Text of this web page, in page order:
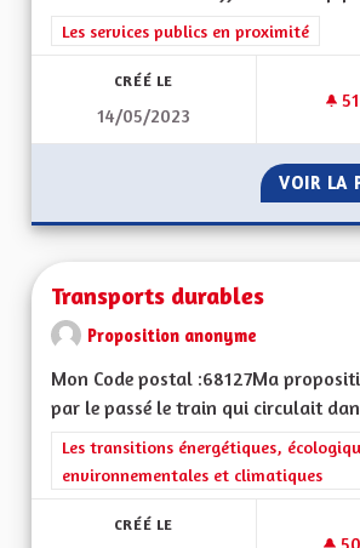
Filtrer les résultats de la catégorie :
Les services publics en proximité
CRÉÉ LE
14/05/2023
51
VOIR LA
Transports durables
Proposition anonyme
Mon Code postal :68127Ma
par le passé le train qui circulait
Filtrer les résultats de la catégorie :
Les transitions énergétiques,
environnementales et climatiques
CRÉÉ LE
50